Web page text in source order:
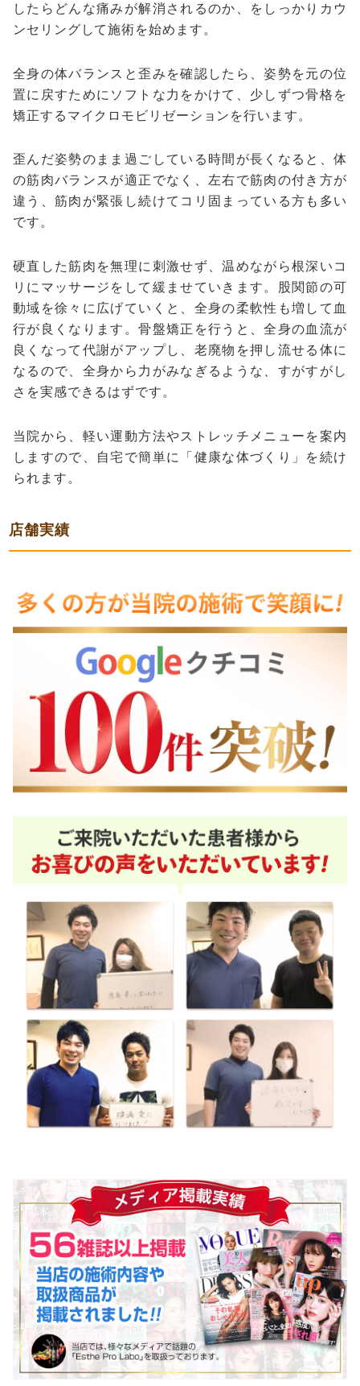
したらどんな痛みが解消されるのか、をしっかりカウ
ンセリングして施術を始めます。
全身の体バランスと歪みを確認したら、姿勢を元の位
置に戻すためにソフトな力をかけて、少しずつ骨格を
矯正するマイクロモビリゼーションを行います。
歪んだ姿勢のまま過ごしている時間が長くなると、体
の筋肉バランスが適正でなく、左右で筋肉の付き方が
違う、筋肉が緊張し続けてコリ固まっている方も多い
です。
硬直した筋肉を無理に刺激せず、温めながら根深いコ
リにマッサージをして緩ませていきます。股関節の可
動域を徐々に広げていくと、全身の柔軟性も増して血
行が良くなります。骨盤矯正を行うと、全身の血流が
良くなって代謝がアップし、老廃物を押し流せる体に
なるので、全身から力がみなぎるような、すがすがし
さを実感できるはずです。
当院から、軽い運動方法やストレッチメニューを案内
しますので、自宅で簡単に「健康な体づくり」を続け
られます。
店舗実績